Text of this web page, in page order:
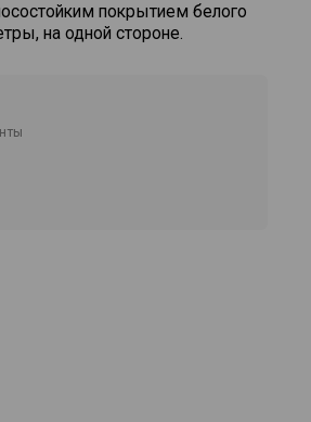
покрытием белого
на одной стороне.